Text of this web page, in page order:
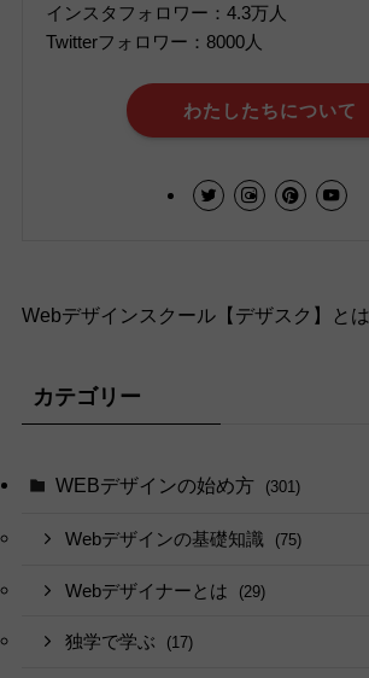
インスタフォロワー：4.3万人
Twitterフォロワー：8000人
わたしたちについて
Webデザインスクール【デザスク】とは
カテゴリー
WEBデザインの始め方 (301)
Webデザインの基礎知識 (75)
Webデザイナーとは (29)
独学で学ぶ (17)